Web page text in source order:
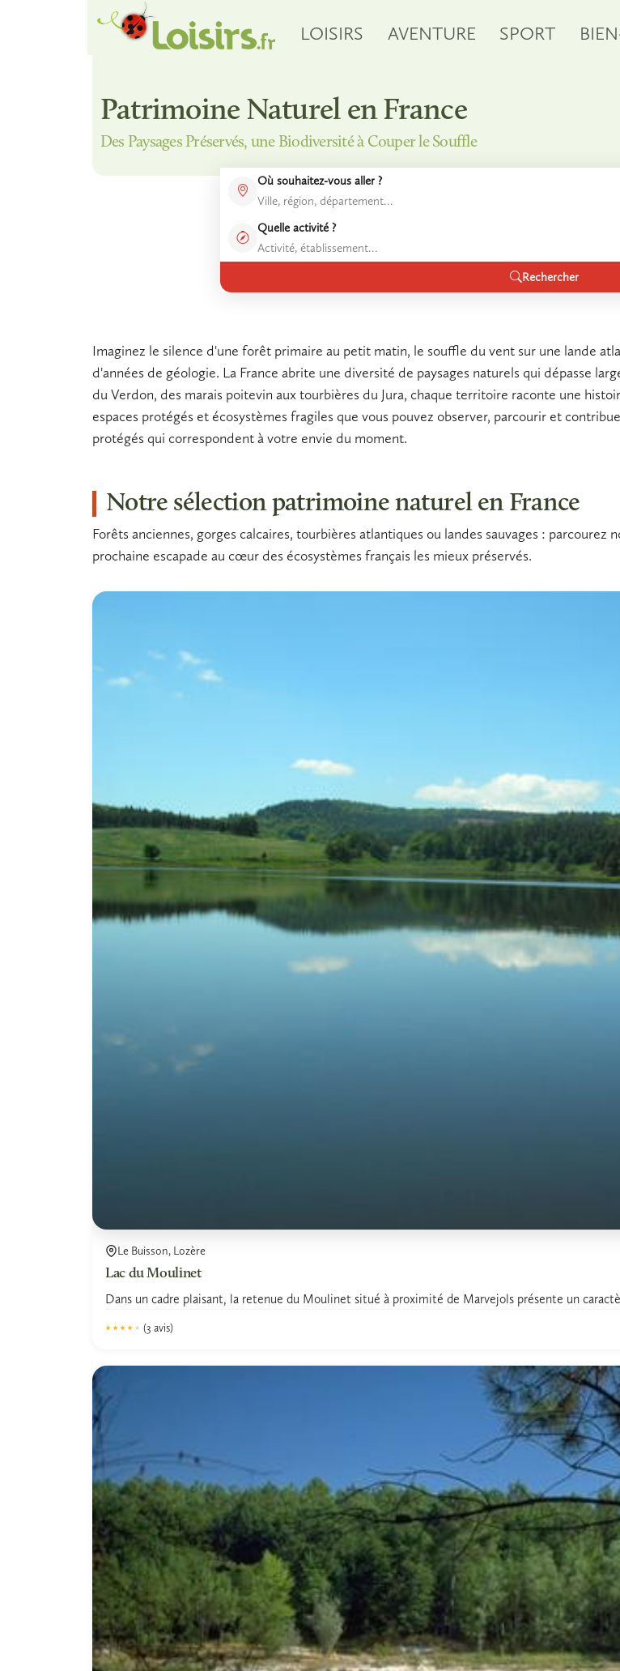
LOISIRS AVENTURE SPORT
Patrimoine Naturel en France
Des Paysages Préservés, une Biodiversité à Couper le Souffle
Où souhaitez-vous aller ?
Quelle activité ?
Rechercher
Imaginez le silence d'une forêt primaire au petit matin, le souffle du vent sur une lande
d'années de géologie. La France abrite une diversité de paysages naturels qui dépasse
du Verdon, des marais poitevin aux tourbières du Jura, chaque territoire raconte une
espaces protégés et écosystèmes fragiles que vous pouvez observer, parcourir et
protégés qui correspondent à votre envie du moment.
Notre sélection patrimoine naturel en France
Forêts anciennes, gorges calcaires, tourbières atlantiques ou landes sauvages :
prochaine escapade au cœur des écosystèmes français les mieux préservés.
Le Buisson, Lozère
Lac du Moulinet
Dans un cadre plaisant, la retenue du Moulinet situé à proximité de Marvejols présente un
★★★★★
★★★★★ (3 avis)